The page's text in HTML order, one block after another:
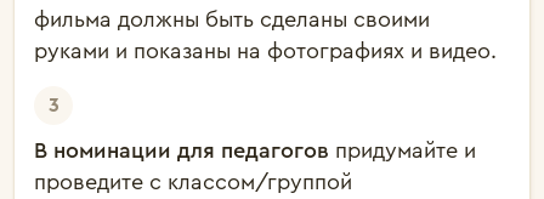
фильма должны быть сделаны своими
руками и показаны на фотографиях и видео.
В номинации для педагогов придумайте и
проведите с классом/группой